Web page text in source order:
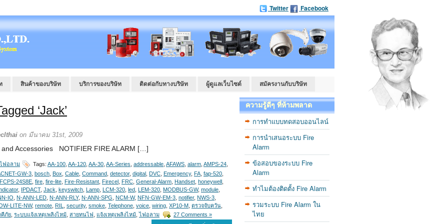
Twitter Facebook
สินค้าของบริษัท บริการของบริษัท ติดต่อกับทางบริษัท ผู้ดูแลเว็บไซต์ สมัครงานกับบริษัท
‘Jack’
on มีนาคม 31st, 2009
and Accessories NOTIFIER FIRE ALARM […]
ไฟอลาม Tags: AA-100 AA-120 AA-30 AA-Series addressable AFAWS alarm AMPS-24
GW-3 bosch Box Cable Command detector, digital DVC Emergency, FA fap-520
FCPS-24S8E fire fire-lite Fire-Resistant Firecel FRC General-Alarm Handset honeywell
, IPDACT, Jack keyswitch Lamp LCM-320 led LEM-320 MODBUS-GW, module
IO N-ANN-LED N-ANN-RLY, N-ANN-SPG NCM-W, NFN-GW-EM-3 notifier, NWS-3
LITE-NW, remote RIL security, smoke Telephone voice wiring XP10-M ตรวจจับควัน
ภัย ระบบแจ้งเหตุเพลิงไหม้ สายทนไฟ แจ้งเหตุเพลิงไหม้ ,ไฟอลาม 27 Comments »
ความรู้ดีๆ ที่ห้ามพลาด
การทำแบบทดสอบออนไลน์
การนำเสนอระบบ Fire
Alarm
ข้อสอบของระบบ Fire
Alarm
ทำไมต้องติดตั้ง Fire Alarm
รวมระบบ Fire Alarm ใน
ไทย